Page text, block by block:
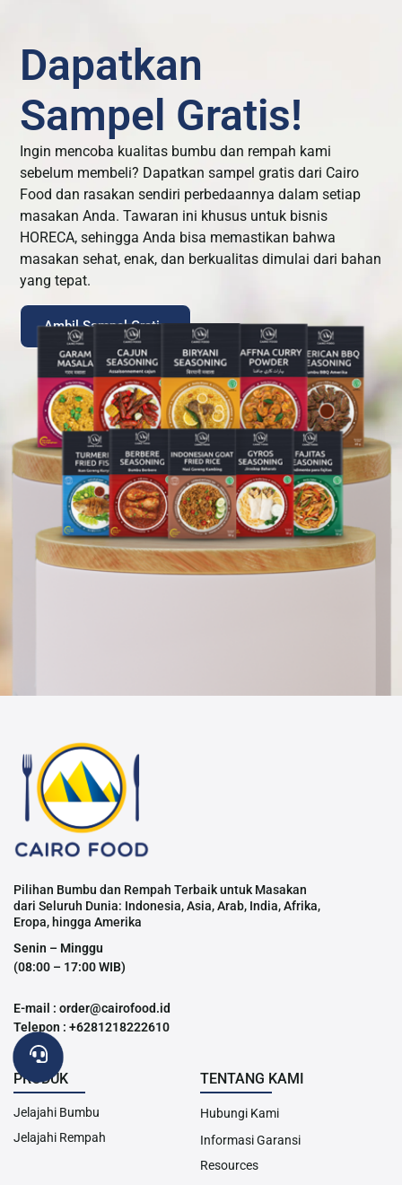
Dapatkan
Sampel Gratis!
Ingin mencoba kualitas bumbu dan rempah kami
sebelum membeli? Dapatkan sampel gratis dari Cairo
Food dan rasakan sendiri perbedaannya dalam setiap
masakan Anda. Tawaran ini khusus untuk bisnis
HORECA, sehingga Anda bisa memastikan bahwa
masakan sehat, enak, dan berkualitas dimulai dari bahan
yang tepat.
Ambil Sampel Gratis
Pilihan Bumbu dan Rempah Terbaik untuk Masakan
dari Seluruh Dunia: Indonesia, Asia, Arab, India, Afrika,
Eropa, hingga Amerika
Senin – Minggu
(08:00 – 17:00 WIB)
E-mail : order@cairofood.id
Telepon : +6281218222610
PRODUK
Jelajahi Bumbu
Jelajahi Rempah
TENTANG KAMI
Hubungi Kami
Informasi Garansi
Resources